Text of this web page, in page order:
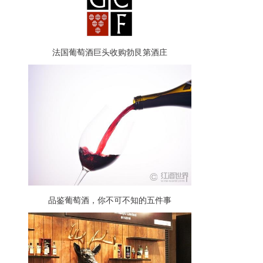
法国葡萄酒巨头收购勃艮第酒庄
品鉴葡萄酒，你不可不知的五件事